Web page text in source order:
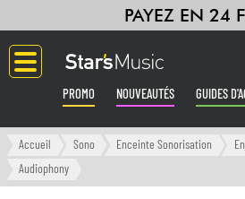
PAYEZ EN 24
PROMO NOUVEAUTÉS GUIDES
Langue
Accueil Sono Enceinte Sonorisation
Audiophony